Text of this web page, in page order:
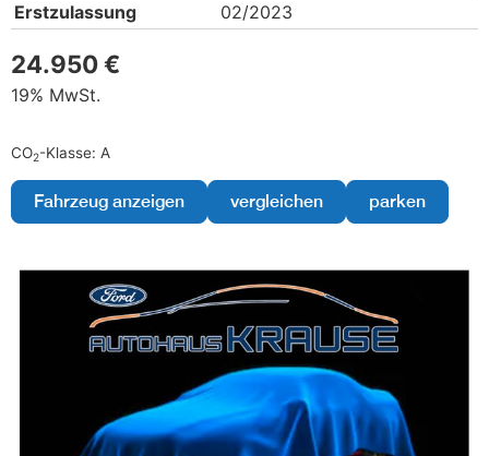
Erstzulassung
02/2023
24.950 €
19% MwSt.
CO2-Klasse: A
Fahrzeug anzeigen vergleichen parken